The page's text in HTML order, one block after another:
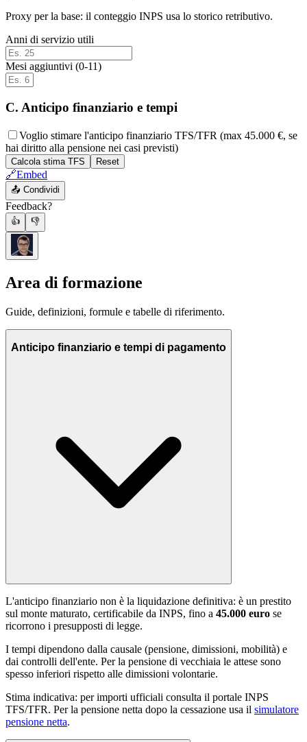
Proxy per la base: il conteggio INPS usa lo storico retributivo.
Anni di servizio utili
Mesi aggiuntivi (0-11)
C. Anticipo finanziario e tempi
Voglio stimare l'anticipo finanziario TFS/TFR (max 45.000 €, se
hai diritto alla pensione nei casi previsti)
Calcola stima TFS Reset
🔗Embed
📤 Condividi
Feedback?
👍 👎
Area di formazione
Guide, definizioni, formule e tabelle di riferimento.
Anticipo finanziario e tempi di pagamento
L'anticipo finanziario non è la liquidazione definitiva: è un prestito
sul monte maturato, certificabile da INPS, fino a 45.000 euro se
ricorrono i presupposti di legge.
I tempi dipendono dalla causale (pensione, dimissioni, mobilità) e
dai controlli dell'ente. Per la pensione di vecchiaia le attese sono
spesso inferiori rispetto alle dimissioni volontarie.
Stima indicativa: per importi ufficiali consulta il portale INPS
TFS/TFR. Per la pensione netta dopo la cessazione usa il simulatore
pensione netta.